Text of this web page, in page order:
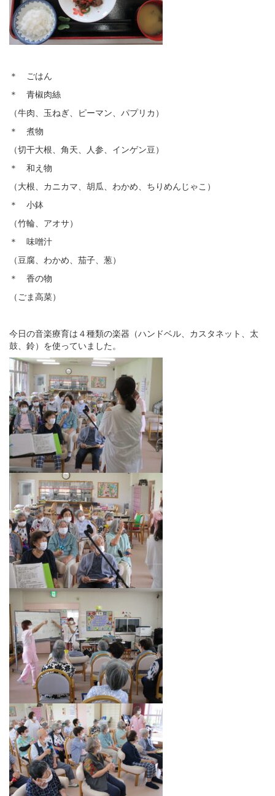
＊ ごはん
＊ 青椒肉絲
（牛肉、玉ねぎ、ピーマン、パプリカ）
＊ 煮物
（切干大根、角天、人参、インゲン豆）
＊ 和え物
（大根、カニカマ、胡瓜、わかめ、ちりめんじゃこ）
＊ 小鉢
（竹輪、アオサ）
＊ 味噌汁
（豆腐、わかめ、茄子、葱）
＊ 香の物
（ごま高菜）
今日の音楽療育は４種類の楽器（ハンドベル、カスタネット、太
鼓、鈴）を使っていました。